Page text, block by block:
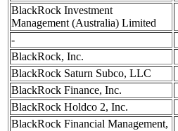
BlackRock Investment
Management (Australia) Limited
-
BlackRock, Inc.
BlackRock Saturn Subco, LLC
BlackRock Finance, Inc.
BlackRock Holdco 2, Inc.
BlackRock Financial Management,